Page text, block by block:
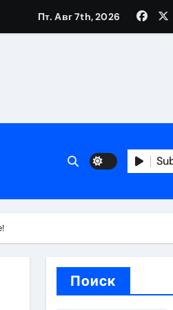
и обустройства мест
Пт. Авг 7th, 2026
Поиск